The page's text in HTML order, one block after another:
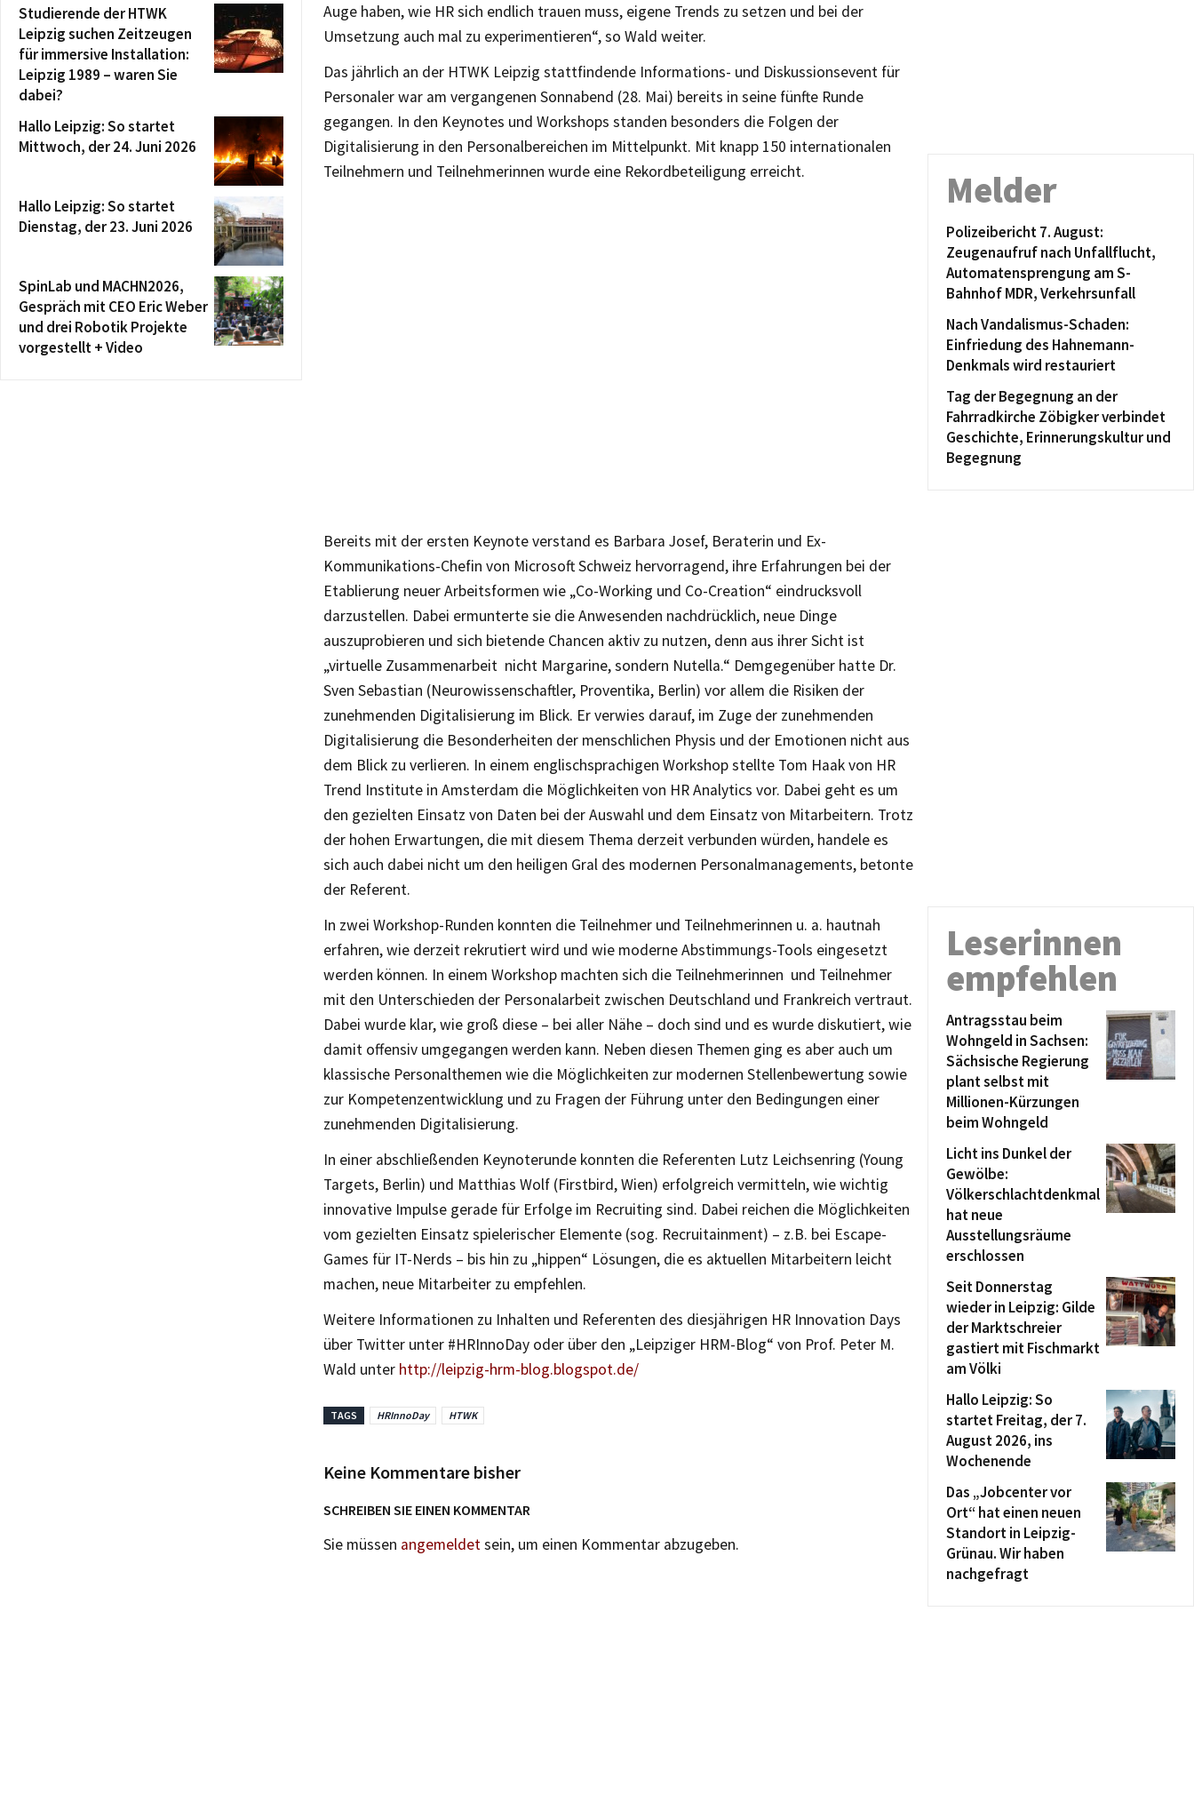
Auge haben, wie HR sich endlich trauen muss, eigene Trends zu setzen und bei der
Umsetzung auch mal zu experimentieren“, so Wald weiter.
Das jährlich an der HTWK Leipzig stattfindende Informations- und Diskussionsevent für
Personaler war am vergangenen Sonnabend (28. Mai) bereits in seine fünfte Runde
gegangen. In den Keynotes und Workshops standen besonders die Folgen der
Digitalisierung in den Personalbereichen im Mittelpunkt. Mit knapp 150 internationalen
Teilnehmern und Teilnehmerinnen wurde eine Rekordbeteiligung erreicht.
Bereits mit der ersten Keynote verstand es Barbara Josef, Beraterin und Ex-
Kommunikations-Chefin von Microsoft Schweiz hervorragend, ihre Erfahrungen bei der
Etablierung neuer Arbeitsformen wie „Co-Working und Co-Creation“ eindrucksvoll
darzustellen. Dabei ermunterte sie die Anwesenden nachdrücklich, neue Dinge
auszuprobieren und sich bietende Chancen aktiv zu nutzen, denn aus ihrer Sicht ist
„virtuelle Zusammenarbeit nicht Margarine, sondern Nutella.“ Demgegenüber hatte Dr.
Sven Sebastian (Neurowissenschaftler, Proventika, Berlin) vor allem die Risiken der
zunehmenden Digitalisierung im Blick. Er verwies darauf, im Zuge der zunehmenden
Digitalisierung die Besonderheiten der menschlichen Physis und der Emotionen nicht aus
dem Blick zu verlieren. In einem englischsprachigen Workshop stellte Tom Haak von HR
Trend Institute in Amsterdam die Möglichkeiten von HR Analytics vor. Dabei geht es um
den gezielten Einsatz von Daten bei der Auswahl und dem Einsatz von Mitarbeitern. Trotz
der hohen Erwartungen, die mit diesem Thema derzeit verbunden würden, handele es
sich auch dabei nicht um den heiligen Gral des modernen Personalmanagements, betonte
der Referent.
In zwei Workshop-Runden konnten die Teilnehmer und Teilnehmerinnen u. a. hautnah
erfahren, wie derzeit rekrutiert wird und wie moderne Abstimmungs-Tools eingesetzt
werden können. In einem Workshop machten sich die Teilnehmerinnen und Teilnehmer
mit den Unterschieden der Personalarbeit zwischen Deutschland und Frankreich vertraut.
Dabei wurde klar, wie groß diese – bei aller Nähe – doch sind und es wurde diskutiert, wie
damit offensiv umgegangen werden kann. Neben diesen Themen ging es aber auch um
klassische Personalthemen wie die Möglichkeiten zur modernen Stellenbewertung sowie
zur Kompetenzentwicklung und zu Fragen der Führung unter den Bedingungen einer
zunehmenden Digitalisierung.
In einer abschließenden Keynoterunde konnten die Referenten Lutz Leichsenring (Young
Targets, Berlin) und Matthias Wolf (Firstbird, Wien) erfolgreich vermitteln, wie wichtig
innovative Impulse gerade für Erfolge im Recruiting sind. Dabei reichen die Möglichkeiten
vom gezielten Einsatz spielerischer Elemente (sog. Recruitainment) – z.B. bei Escape-
Games für IT-Nerds – bis hin zu „hippen“ Lösungen, die es aktuellen Mitarbeitern leicht
machen, neue Mitarbeiter zu empfehlen.
Weitere Informationen zu Inhalten und Referenten des diesjährigen HR Innovation Days
über Twitter unter #HRInnoDay oder über den „Leipziger HRM-Blog“ von Prof. Peter M.
Wald unter http://leipzig-hrm-blog.blogspot.de/
TAGS HRInnoDay HTWK
Keine Kommentare bisher
SCHREIBEN SIE EINEN KOMMENTAR
Sie müssen angemeldetsein, um einen Kommentar abzugeben.
Studierende der HTWK
Leipzig suchen Zeitzeugen
für immersive Installation:
Leipzig 1989 – waren Sie
dabei?
Hallo Leipzig: So startet
Mittwoch, der 24. Juni 2026
Hallo Leipzig: So startet
Dienstag, der 23. Juni 2026
SpinLab und MACHN2026,
Gespräch mit CEO Eric Weber
und drei Robotik Projekte
vorgestellt + Video
Melder
Polizeibericht 7. August:
Zeugenaufruf nach Unfallflucht,
Automatensprengung am S-
Bahnhof MDR, Verkehrsunfall
Nach Vandalismus-Schaden:
Einfriedung des Hahnemann-
Denkmals wird restauriert
Tag der Begegnung an der
Fahrradkirche Zöbigker verbindet
Geschichte, Erinnerungskultur und
Begegnung
Leserinnen
empfehlen
Antragsstau beim
Wohngeld in Sachsen:
Sächsische Regierung
plant selbst mit
Millionen-Kürzungen
beim Wohngeld
Licht ins Dunkel der
Gewölbe:
Völkerschlachtdenkmal
hat neue
Ausstellungsräume
erschlossen
Seit Donnerstag
wieder in Leipzig: Gilde
der Marktschreier
gastiert mit Fischmarkt
am Völki
Hallo Leipzig: So
startet Freitag, der 7.
August 2026, ins
Wochenende
Das „Jobcenter vor
Ort“ hat einen neuen
Standort in Leipzig-
Grünau. Wir haben
nachgefragt